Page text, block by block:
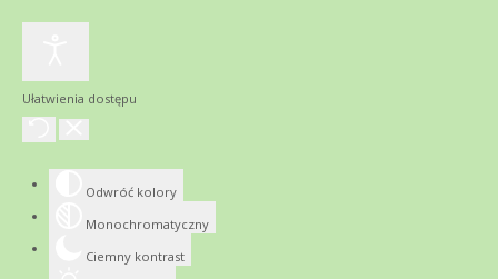
Ułatwienia dostępu
Odwróć kolory
Monochromatyczny
Ciemny kontrast